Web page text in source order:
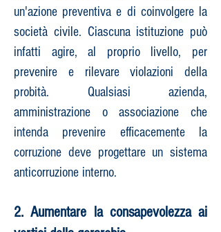
un'azione preventiva e di coinvolgere la
società civile. Ciascuna istituzione può
infatti agire, al proprio livello, per
prevenire e rilevare violazioni della
probità. Qualsiasi azienda,
amministrazione o associazione che
intenda prevenire efficacemente la
corruzione deve progettare un sistema
anticorruzione interno.
2. Aumentare la consapevolezza ai